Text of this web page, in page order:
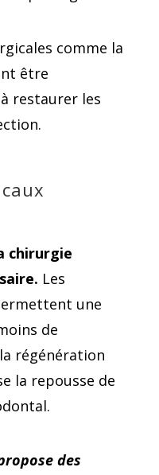
comme la
être
restaurer les
chirurgie
Les
une
de
régénération
la repousse de
des